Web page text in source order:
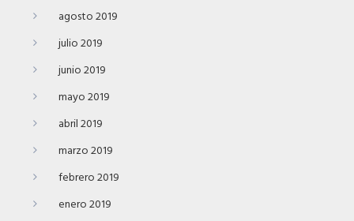
agosto 2019
julio 2019
junio 2019
mayo 2019
abril 2019
marzo 2019
febrero 2019
enero 2019